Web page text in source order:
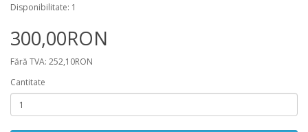
Disponibilitate: 1
300,00RON
Fără TVA: 252,10RON
Cantitate